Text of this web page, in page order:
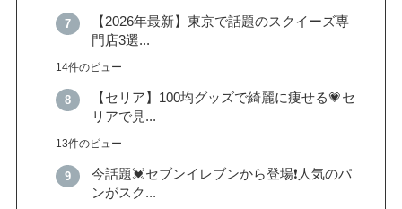
【2026年最新】東京で話題のスクイーズ専
門店3選...
14件のビュー
【セリア】100均グッズで綺麗に痩せる💗セ
リアで見...
13件のビュー
今話題💓セブンイレブンから登場❗️人気のパ
ンがスク...